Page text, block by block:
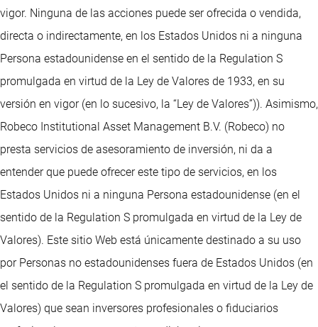
vigor. Ninguna de las acciones puede ser ofrecida o vendida,
directa o indirectamente, en los Estados Unidos ni a ninguna
Persona estadounidense en el sentido de la Regulation S
promulgada en virtud de la Ley de Valores de 1933, en su
versión en vigor (en lo sucesivo, la “Ley de Valores”)). Asimismo,
Robeco Institutional Asset Management B.V. (Robeco) no
presta servicios de asesoramiento de inversión, ni da a
entender que puede ofrecer este tipo de servicios, en los
Estados Unidos ni a ninguna Persona estadounidense (en el
sentido de la Regulation S promulgada en virtud de la Ley de
Valores). Este sitio Web está únicamente destinado a su uso
por Personas no estadounidenses fuera de Estados Unidos (en
el sentido de la Regulation S promulgada en virtud de la Ley de
Valores) que sean inversores profesionales o fiduciarios